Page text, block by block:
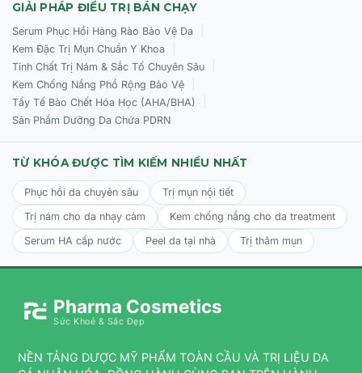
GIẢI PHÁP ĐIỀU TRỊ BÁN CHẠY
Serum Phục Hồi Hàng Rào Bảo Vệ Da
Kem Đặc Trị Mụn Chuẩn Y Khoa
Tinh Chất Trị Nám & Sắc Tố Chuyên Sâu
Kem Chống Nắng Phổ Rộng Bảo Vệ
Tẩy Tế Bào Chết Hóa Học (AHA/BHA)
Sản Phẩm Dưỡng Da Chứa PDRN
TỪ KHÓA ĐƯỢC TÌM KIẾM NHIỀU NHẤT
Phục hồi da chuyên sâu
Trị mụn nội tiết
Trị nám cho da nhạy cảm
Kem chống nắng cho da treatment
Serum HA cấp nước
Peel da tại nhà Trị thâm mụn
Pharma Cosmetics
Sức Khoẻ & Sắc Đẹp
NỀN TẢNG DƯỢC MỸ PHẨM TOÀN CẦU VÀ TRỊ LIỆU DA